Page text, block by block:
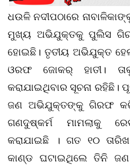
ଧଉଳି ନଦୀପଠାରେ
ମୁଖ୍ୟ ଅଭିଯୁକ୍ତକୁ ପୁଲିସ
ହୋଇଛି। ତୃତୀୟ ଅଭିଯୁକ୍ତ
ଓରଫ ଜୋକର୍ ହାତୀ।
କରାଯାଇଥିବାର ସୂଚନା ରହିଛି।
ଜଣ ଅଭିଯୁକ୍ତଙ୍କୁ ଗିରଫ
ଗଣଦୁଷ୍କର୍ମ ମାମଲାକୁ
କରାଯାଇଛି । ଗତ ୧୦
କାଣ୍ଡ ଘଟାଇଥିଲେ ତିନି